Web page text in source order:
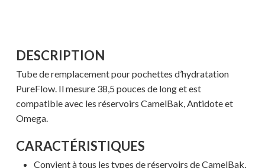
DESCRIPTION
Tube de remplacement pour pochettes d’hydratation
PureFlow. Il mesure 38,5 pouces de long et est
compatible avec les réservoirs CamelBak, Antidote et
Omega.
CARACTÉRISTIQUES
Convient à tous les types de réservoirs de CamelBak,